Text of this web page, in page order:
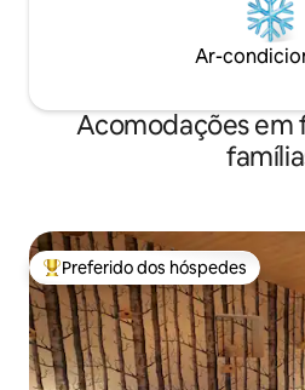
Ar-
Acomodações em
Entre os melhores preferidos dos
Preferido dos hóspedes